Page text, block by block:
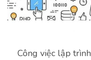
Công việc lập